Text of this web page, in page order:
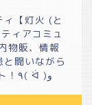
【灯火 (と
ィアコミュ
物販、情報
闘いながら
起業します！ 頑張るあなたを全力サポート！٩( ᐛ )و